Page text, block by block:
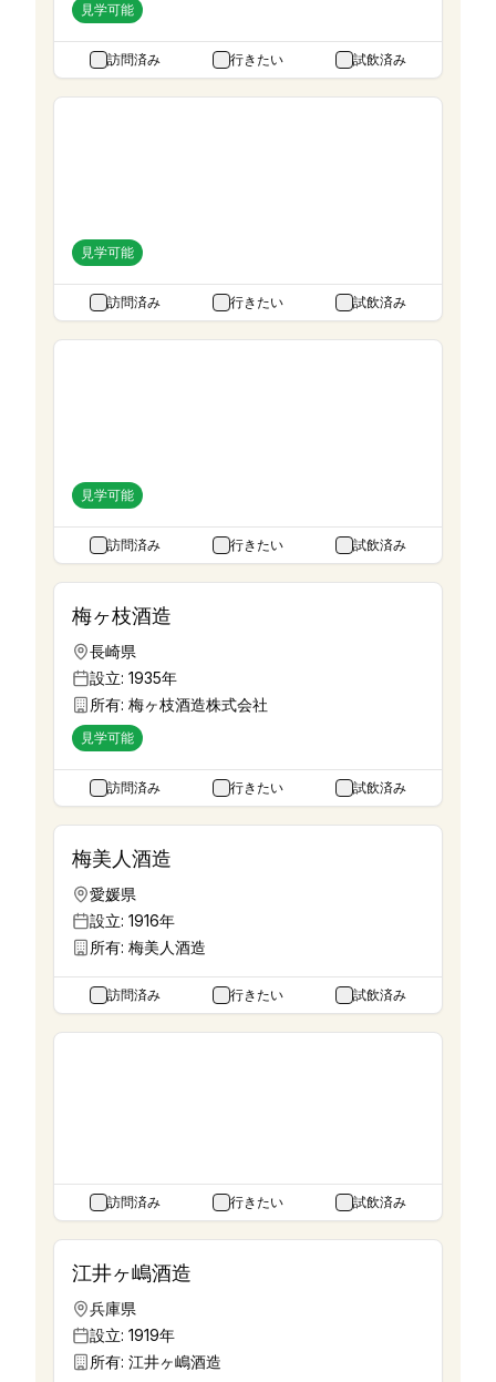
見学可能
訪問済み 行きたい 試飲済み
見学可能
訪問済み 行きたい 試飲済み
見学可能
訪問済み 行きたい 試飲済み
梅ヶ枝酒造
長崎県
設立: 1935年
所有: 梅ヶ枝酒造株式会社
見学可能
訪問済み 行きたい 試飲済み
梅美人酒造
愛媛県
設立: 1916年
所有: 梅美人酒造
訪問済み 行きたい 試飲済み
訪問済み 行きたい 試飲済み
江井ヶ嶋酒造
兵庫県
設立: 1919年
所有: 江井ヶ嶋酒造